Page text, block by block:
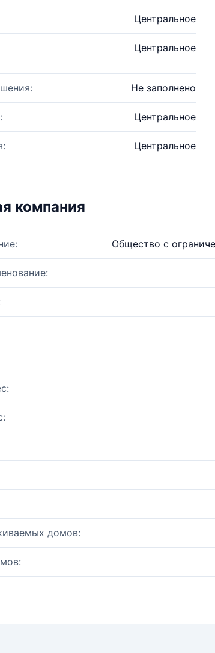
Центральное
Центральное
Не заполнено
Центральное
Центральное
компания
Общество с
домов: